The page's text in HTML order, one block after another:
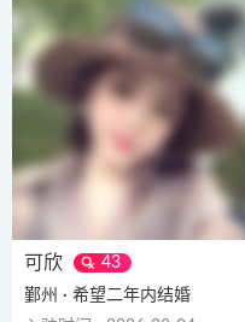
可欣
43
鄞州 · 希望二年内结婚